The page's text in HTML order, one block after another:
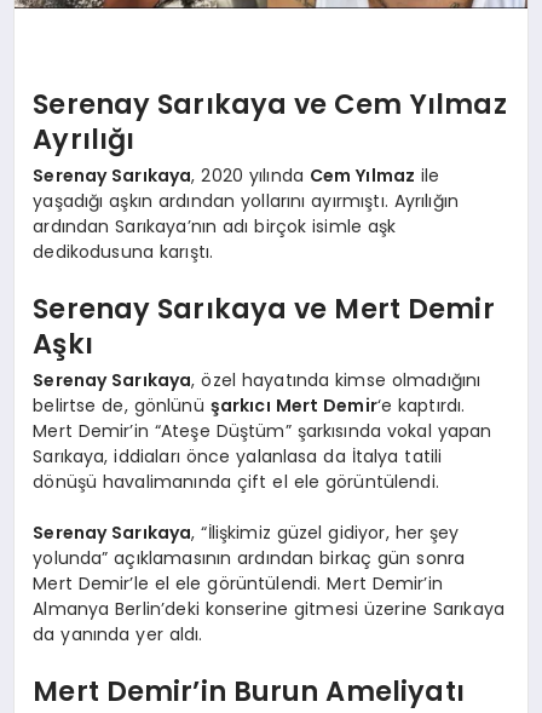
Serenay Sarıkaya ve Cem Yılmaz
Ayrılığı
Serenay Sarıkaya, 2020 yılında Cem Yılmaz ile
yaşadığı aşkın ardından yollarını ayırmıştı. Ayrılığın
ardından Sarıkaya’nın adı birçok isimle aşk
dedikodusuna karıştı.
Serenay Sarıkaya ve Mert Demir
Aşkı
Serenay Sarıkaya, özel hayatında kimse olmadığını
belirtse de, gönlünü şarkıcı Mert Demir‘e kaptırdı.
Mert Demir’in “Ateşe Düştüm” şarkısında vokal yapan
Sarıkaya, iddiaları önce yalanlasa da İtalya tatili
dönüşü havalimanında çift el ele görüntülendi.
Serenay Sarıkaya, “İlişkimiz güzel gidiyor, her şey
yolunda” açıklamasının ardından birkaç gün sonra
Mert Demir’le el ele görüntülendi. Mert Demir’in
Almanya Berlin’deki konserine gitmesi üzerine Sarıkaya
da yanında yer aldı.
Mert Demir’in Burun Ameliyatı